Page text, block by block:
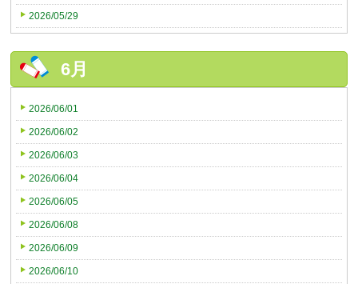
2026/05/29
6月
2026/06/01
2026/06/02
2026/06/03
2026/06/04
2026/06/05
2026/06/08
2026/06/09
2026/06/10